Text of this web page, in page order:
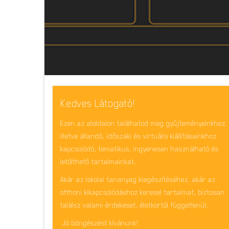
Kedves Látogató!
Ezen az aloldalon találhatod meg gyűjteményeinkhez,
illetve állandó, időszaki és virtuális kiállításainkhoz
kapcsolódó, tematikus, ingyenesen használható és
letölthető tartalmainkat.
Akár az iskolai tananyag kiegészítéséhez, akár az
otthoni kikapcsolódáshoz keresel tartalmat, biztosan
találsz valami érdekeset, életkortól függetlenül.
Jó böngészést kívánunk!